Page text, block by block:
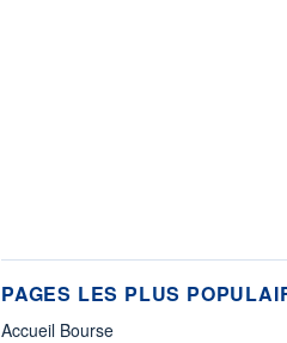
PAGES LES PLUS
Accueil Bourse